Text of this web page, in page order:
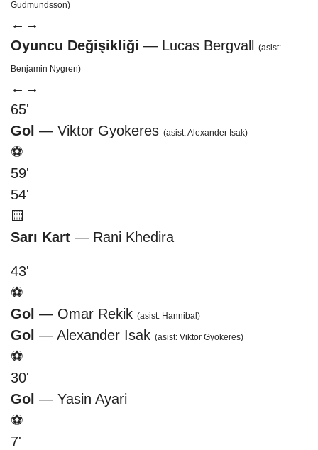
Gudmundsson)
← →
Oyuncu Değişikliği — Lucas Bergvall (asist:
Benjamin Nygren)
← →
65'
Gol — Viktor Gyokeres (asist: Alexander Isak)
⚽
59'
54'
🟨
Sarı Kart — Rani Khedira
43'
⚽
Gol — Omar Rekik (asist: Hannibal)
Gol — Alexander Isak (asist: Viktor Gyokeres)
⚽
30'
Gol — Yasin Ayari
⚽
7'